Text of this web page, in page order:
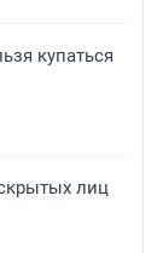
купаться
лиц